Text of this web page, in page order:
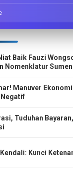
Baik Fauzi
Nomenklatur
Manuver
Tuduhan
Kunci